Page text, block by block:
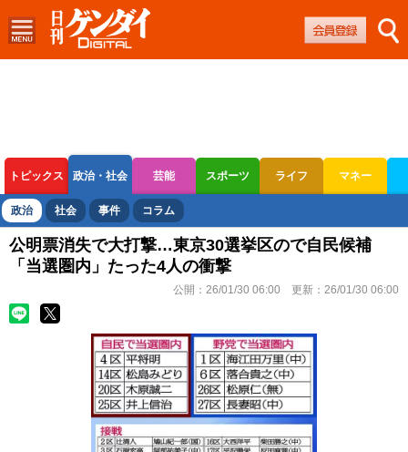
トピックス 政治・社会 芸能 スポーツ ライフ マネー
ボートレース 競輪 オートレース
政治 社会 事件 コラム
公明票消失で大打撃…東京30選挙区ので自民候補
「当選圏内」たった4人の衝撃
公開： 26/01/30 06:00 更新： 26/01/30 06:00